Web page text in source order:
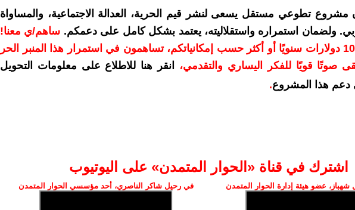
مشروع تطوعي مستقل يسعى لنشر قيم الحرية، العدالة الاجتماعية، والمساواة
ولضمان استمراره واستقلاليته، يعتمد بشكل كامل على دعمكم. ساهم/ي معنا!
بدعمكم بمبلغ 10 دولارات سنويًا أو أكثر حسب إمكانياتكم، تساهمون في استمرار هذا المنبر الحر
صوتًا قويًا للفكر اليساري والتقدمي،
انقر هنا للاطلاع على معلومات التحويل
دعم هذا المشروع.
اشترك في قناة ‫«الحوار المتمدن» على اليوتيوب
عضو هيئة إدارة الحوار المتمدن في رحيل شاكر الناصري، أحد مؤسسي الحوار المتمدن